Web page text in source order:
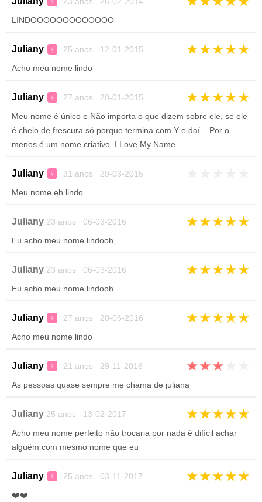
LINDOOOOOOOOOOOOO
Juliany ♀ 25 anos 12-01-2015 ★★★★★
Acho meu nome lindo
Juliany ♀ 27 anos 20-01-2015 ★★★★★
Meu nome é único e Não importa o que dizem sobre ele, se ele
é cheio de frescura só porque termina com Y e daí... Por o
menos é um nome criativo. I Love My Name
Juliany ♀ 31 anos 29-03-2015
Meu nome eh lindo
Juliany 23 anos 06-03-2016 ★★★★★
Eu acho meu nome lindooh
Juliany 23 anos 06-03-2016 ★★★★★
Eu acho meu nome lindooh
Juliany ♀ 27 anos 20-06-2016 ★★★★★
Acho meu nome lindo
Juliany ♀ 21 anos 29-11-2016 ★★★
As pessoas quase sempre me chama de juliana
Juliany 25 anos 13-02-2017 ★★★★★
Acho meu nome perfeito não trocaria por nada é difícil achar
alguém com mesmo nome que eu
Juliany ♀ 25 anos 03-11-2017 ★★★★★
❤️❤️